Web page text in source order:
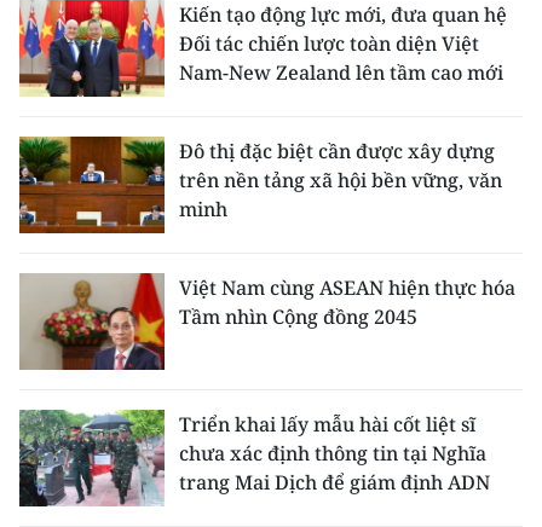
Kiến tạo động lực mới, đưa quan hệ
Đối tác chiến lược toàn diện Việt
Nam-New Zealand lên tầm cao mới
Đô thị đặc biệt cần được xây dựng
trên nền tảng xã hội bền vững, văn
minh
Việt Nam cùng ASEAN hiện thực hóa
Tầm nhìn Cộng đồng 2045
Triển khai lấy mẫu hài cốt liệt sĩ
chưa xác định thông tin tại Nghĩa
trang Mai Dịch để giám định ADN